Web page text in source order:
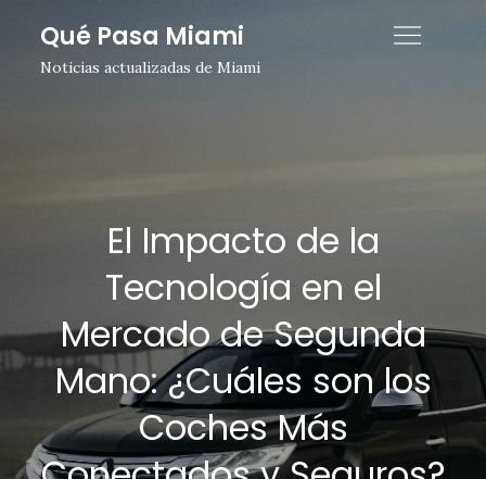
content
Qué Pasa Miami
Noticias actualizadas de Miami
El Impacto de la
Tecnología en el
Mercado de Segunda
Mano: ¿Cuáles son los
Coches Más